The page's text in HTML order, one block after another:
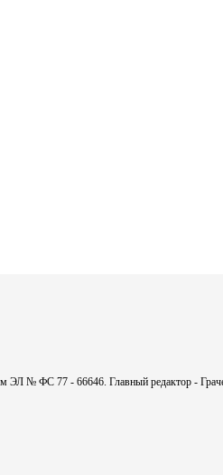
ЭЛ № ФС 77 - 66646. Главный редактор -